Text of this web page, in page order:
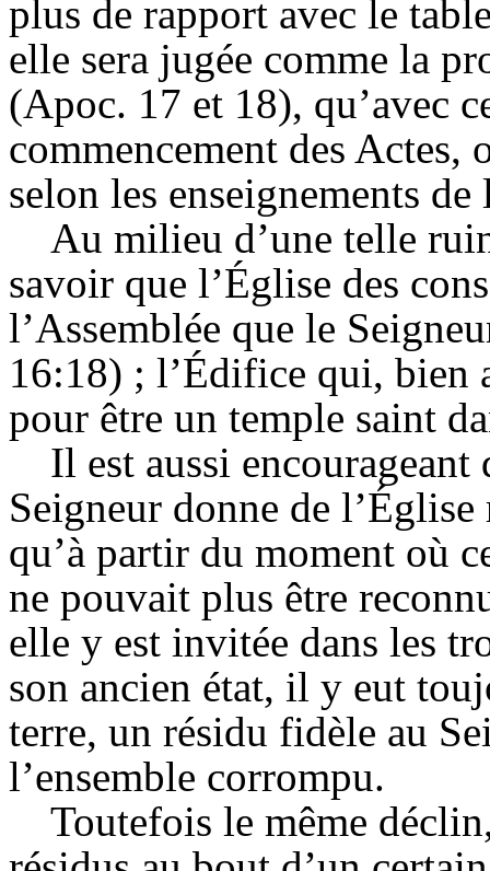
plus de rapport avec le
elle sera jugée comme la
(Apoc. 17 et 18), qu’avec
commencement des Actes,
selon les enseignements de
Au milieu d’une telle
savoir que l’Église des
l’Assemblée que le
16:18) ; l’Édifice qui, bien
pour être un temple saint
Il est aussi
Seigneur donne de l’Église
qu’à partir du moment où
ne pouvait plus être
elle y est invitée dans les
son ancien état, il y eut
terre, un résidu fidèle au
l’ensemble corrompu.
Toutefois le même